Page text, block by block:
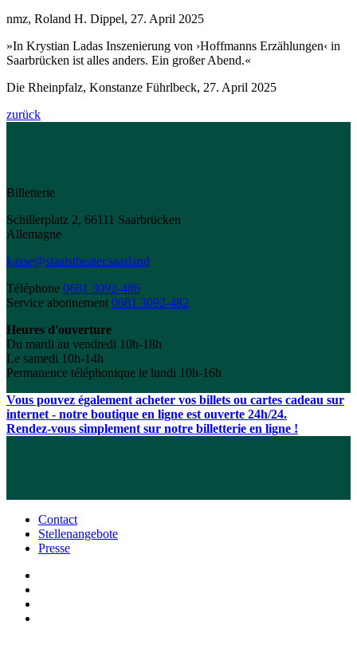
nmz, Roland H. Dippel, 27. April 2025
»In Krystian Ladas Inszenierung von ›Hoffmanns Erzählungen‹ in
Saarbrücken ist alles anders. Ein großer Abend.«
Die Rheinpfalz, Konstanze Führlbeck, 27. April 2025
zurück
Billetterie
Schillerplatz 2, 66111 Saarbrücken
Allemagne
kasse@staatstheater.saarland
Téléphone 0681 3092-486
Service abonnement 0681 3092-482
Heures d'ouverture
Du mardi au vendredi 10h-18h
Le samedi 10h-14h
Permanence téléphonique le lundi 10h-16h
Vous pouvez également acheter vos billets ou cartes cadeau sur
internet - notre boutique en ligne est ouverte 24h/24.
Rendez-vous simplement sur notre billetterie en ligne !
Contact
Stellenangebote
Presse